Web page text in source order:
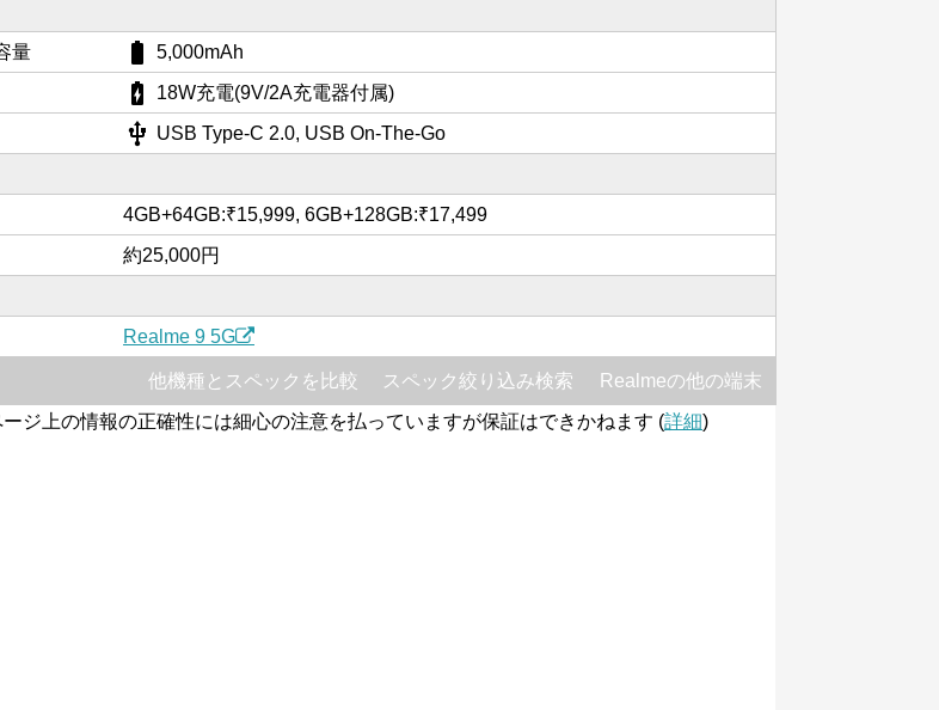
量
battery_std
5,000mAh
battery_charging_full
18W充電(9V/2A充電器付属)
usb USB Type-C 2.0, USB On-The-Go
4GB+64GB:₹15,999, 6GB+128GB:₹17,499
約25,000円
Realme 9 5G
Realmeの他の端末
スペック絞り込み検索
他機種とスペックを比較
ージ上の情報の正確性には細心の注意を払っていますが保証はできかねます (詳細)